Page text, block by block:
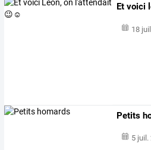
Et voici
18
Petits
5 juil.